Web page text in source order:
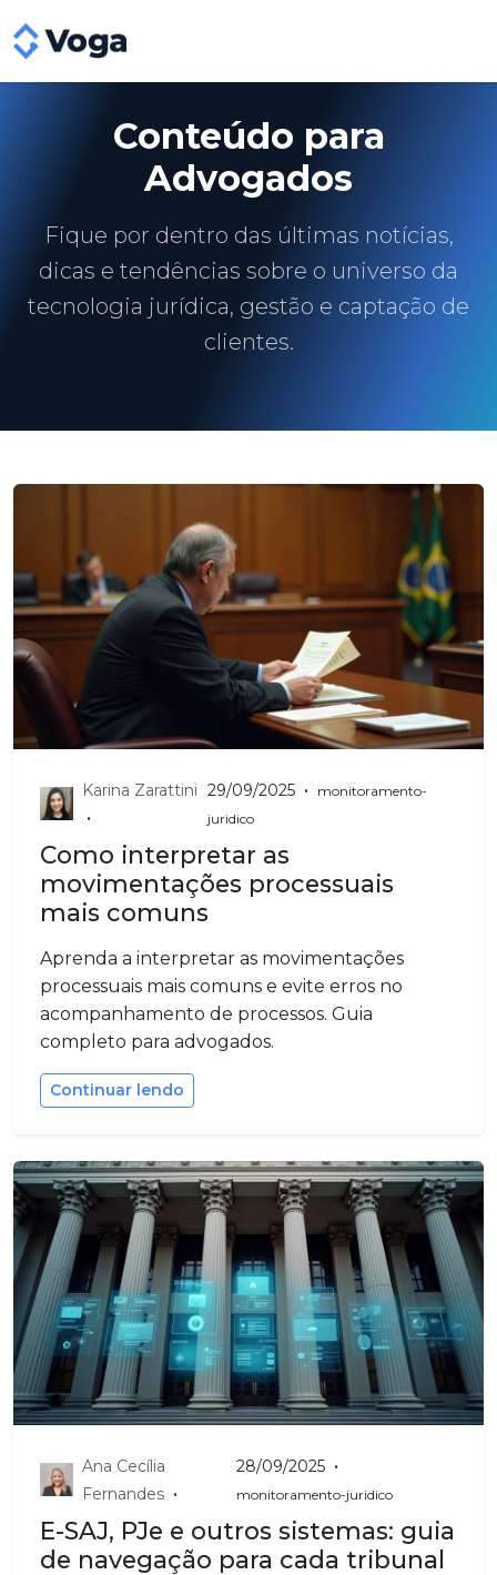
Conteúdo para
Advogados
Fique por dentro das últimas notícias,
dicas e tendências sobre o universo da
tecnologia jurídica, gestão e captação de
clientes.
Karina Zarattini
•
29/09/2025 •
monitoramento-
juridico
Como interpretar as
movimentações processuais
mais comuns
Aprenda a interpretar as movimentações
processuais mais comuns e evite erros no
acompanhamento de processos. Guia
completo para advogados.
Continuar lendo
Ana Cecília
Fernandes •
28/09/2025 •
monitoramento-juridico
E-SAJ, PJe e outros sistemas: guia
de navegação para cada tribunal